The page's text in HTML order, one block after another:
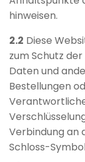
hinweisen.
2.2 Diese
zum Schutz
Daten und
Bestellungen
Verbindung an
Schloss-